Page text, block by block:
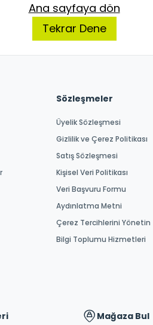
Ana sayfaya dön
Tekrar Dene
Sözleşmeler
Üyelik Sözleşmesi
Gizlilik ve Çerez Politikası
Satış Sözleşmesi
Kişisel Veri Politikası
Veri Başvuru Formu
Aydınlatma Metni
Çerez Tercihlerini Yönetin
Bilgi Toplumu Hizmetleri
Mağaza Bul